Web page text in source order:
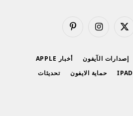
X
الانستغرامبينتيريست
إصدارات الآيفون
أخبار APPLE
IPAD حماية الايفون تحديثات